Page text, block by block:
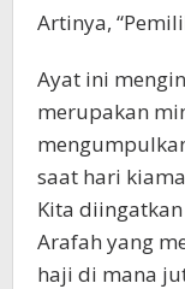
Artinya,
Ayat ini
merupakan
saat hari
Kita
Arafah yang
haji di mana